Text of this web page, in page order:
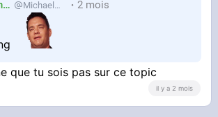
SilenceAnus MichaelMann 2 mois
que tu sois pas sur ce topic
il y a 2 mois